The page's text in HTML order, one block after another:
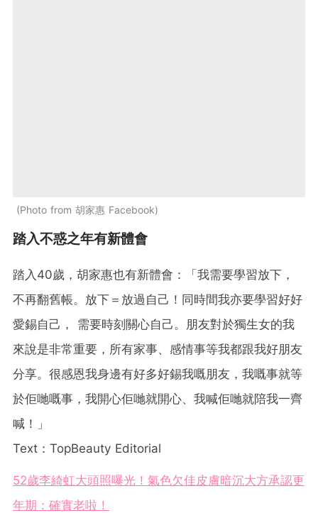
Photo from 胡家惠 Facebook
踏入不惑之年有新體會
踏入40歲，胡家惠也有新體會：「我需要學習放下，
不再翻舊帳。放下＝放過自己！同時間我亦要學習好好
愛錫自己， 需要時刻關心自己。朋友對於獨生女的我
來說是非常重要，所有家事、感情事等我都跟我好朋友
分享。很感恩我身邊有好多好錫我嘅朋友，我嘅事就等
於佢哋嘅事，我開心佢哋就開心、我喊佢哋就陪我一齊
喊！」
Text：TopBeauty Editorial
52歲李綺虹大頭照曝光！氣色欠佳皮膚暗沉大方承認更
年期：確實老啦！